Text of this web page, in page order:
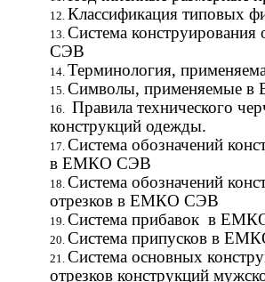
Классификация типовых
Система
СЭВ
Терминология,
Символы, применяемые
Правила технического
конструкций одежды.
Система обозначений
в ЕМКО СЭВ
Система обозначений
отрезков в ЕМКО СЭВ
Система прибавок в
Система припусков в
Система основных
отрезков конструкций